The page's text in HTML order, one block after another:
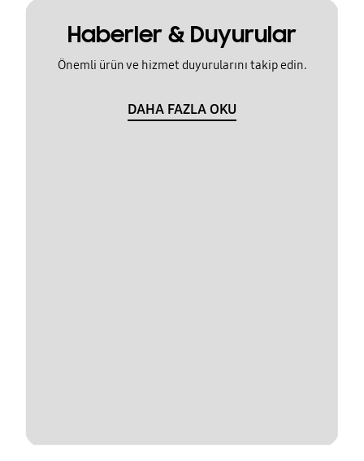
Haberler & Duyurular
Önemli ürün ve hizmet duyurularını takip edin.
DAHA FAZLA OKU